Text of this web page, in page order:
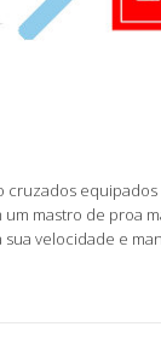
cruzados equipados
mastro de proa
velocidade e